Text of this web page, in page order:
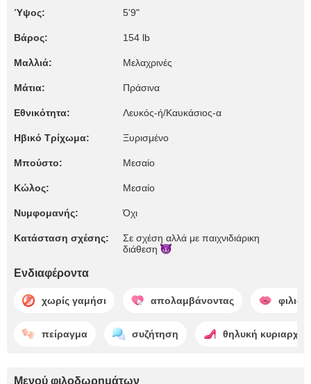
Ύψος: 5'9"
Βάρος: 154 lb
Μαλλιά: Μελαχρινές
Μάτια: Πράσινα
Εθνικότητα: Λευκός-ή/Καυκάσιος-α
Ηβικό Τρίχωμα: Ξυρισμένο
Μπούστο: Μεσαίο
Κώλος: Μεσαίο
Νυμφομανής: Όχι
Κατάσταση σχέσης:
Σε σχέση αλλά με παιχνιδιάρικη
διάθεση
Ενδιαφέροντα
χωρίς γαμήσι απολαμβάνοντας φιλιά
πείραγμα συζήτηση θηλυκή κυριαρχία
Μενού φιλοδωρημάτων